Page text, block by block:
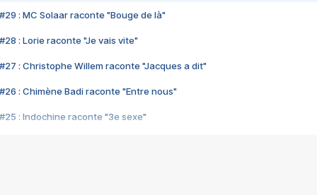
#29 : MC Solaar raconte "Bouge de là"
#28 : Lorie raconte "Je vais vite"
#27 : Christophe Willem raconte "Jacques a dit"
#26 : Chimène Badi raconte "Entre nous"
#25 : Indochine raconte "3e sexe"